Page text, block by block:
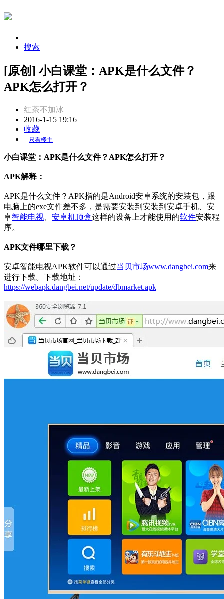
搜索
[原创] 小白课堂：APK是什么文件？
APK怎么打开？
红茶不加冰
2016-1-15 19:16
收藏
只看楼主
小白课堂：APK是什么文件？APK怎么打开？
APK解释：
APK是什么文件？APK指的是Android安卓系统的安装包，跟
电脑上的exe文件差不多，是需要安装到安装到安卓手机、安
卓智能电视 安卓机顶盒这样的设备上才能使用的软件安装程
序。
APK文件哪里下载？
安卓智能电视APK软件可以通过当贝市场www.dangbei.com来
进行下载。下载地址：
https://webapk.dangbei.net/update/dbmarket.apk